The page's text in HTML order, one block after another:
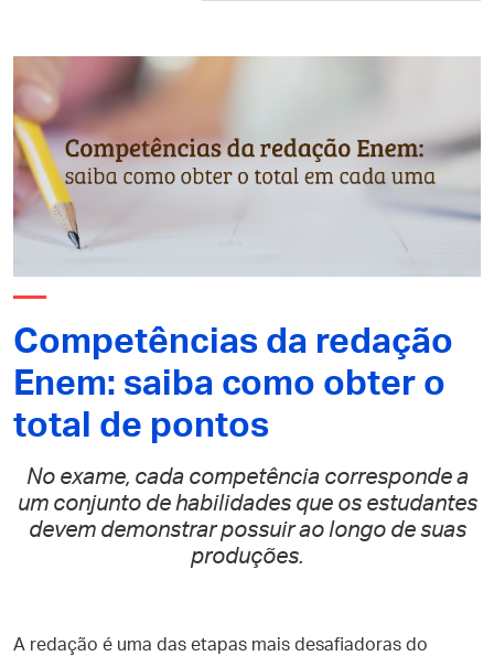
Competências da redação
Enem: saiba como obter o
total de pontos
No exame, cada competência corresponde a
um conjunto de habilidades que os estudantes
devem demonstrar possuir ao longo de suas
produções.
A redação é uma das etapas mais desafiadoras do